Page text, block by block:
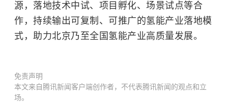
源，落地技术中试、项目孵化、场景试点等合
作，持续输出可复制、可推广的氢能产业落地模
式，助力北京乃至全国氢能产业高质量发展。
免责声明
本文来自腾讯新闻客户端创作者，不代表腾讯新闻的观点和立
场。